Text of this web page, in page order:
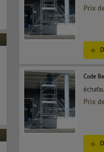
Prix
Code
Prix